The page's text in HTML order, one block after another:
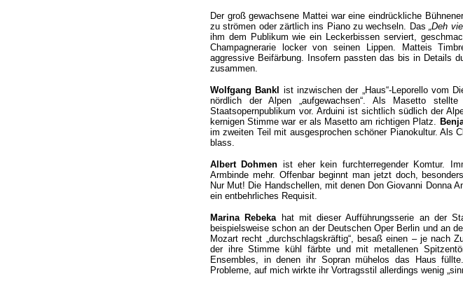
Der groß gewachsene Mattei war eine eindrückliche
zu strömen oder zärtlich ins Piano zu wechseln. Das„Deh
ihm dem Publikum wie ein Leckerbissen serviert,
Champagnerarie locker von seinen Lippen. Matteis
aggressive Beifärbung. Insofern passten das bis in Details
zusammen.
Wolfgang Bankl
ist inzwischen der „Haus“-Leporello vom
nördlich der Alpen „aufgewachsen“. Als Masetto
Staatsopernpublikum vor. Arduini ist sichtlich südlich der
kernigen Stimme war er als Masetto am richtigen Platz.
im zweiten Teil mit ausgesprochen schöner Pianokultur. Als
blass.
Albert Dohmen ist eher kein furchterregender Komtur.
Armbinde mehr. Offenbar beginnt man jetzt doch,
Nur Mut! Die Handschellen, mit denen Don Giovanni Donna
ein entbehrliches Requisit.
Marina Rebekahat mit dieser Aufführungsserie an der
beispielsweise schon an der Deutschen Oper Berlin und an
Mozart recht „durchschlagskräftig“, besaß einen – je nach
der ihre Stimme kühl färbte und mit metallenen
Ensembles, in denen ihr Sopran mühelos das Haus
Probleme, auf mich wirkte ihr Vortragsstil allerdings wenig